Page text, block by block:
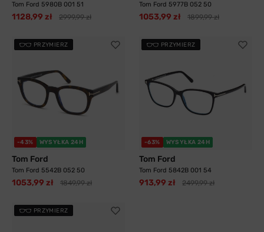
Tom Ford 5980B 001 51
1128,99 zł 2999,99 zł
Tom Ford 5977B 052 50
1053,99 zł 1899,99 zł
PRZYMIERZ
-43% WYSYŁKA 24H
Tom Ford
Tom Ford 5542B 052 50
1053,99 zł 1849,99 zł
PRZYMIERZ
-63% WYSYŁKA 24H
Tom Ford
Tom Ford 5842B 001 54
913,99 zł 2499,99 zł
PRZYMIERZ